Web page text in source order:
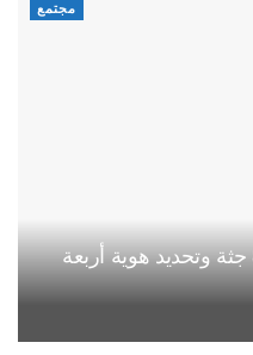
مجتمع
سلطات سبتة تعلن انتشال 80 جثة وتحديد هوية أربعة